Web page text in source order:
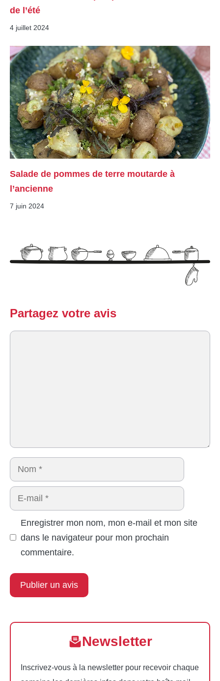
de l’été
4 juillet 2024
Salade de pommes de terre moutarde à
l’ancienne
7 juin 2024
Partagez votre avis
Commentaire
Nom
E-
mail
Enregistrer mon nom, mon e-mail et mon site
dans le navigateur pour mon prochain
commentaire.
Newsletter
Inscrivez-vous à la newsletter pour recevoir chaque